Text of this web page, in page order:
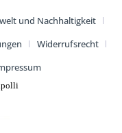
und Nachhaltigkeit
Widerrufsrecht